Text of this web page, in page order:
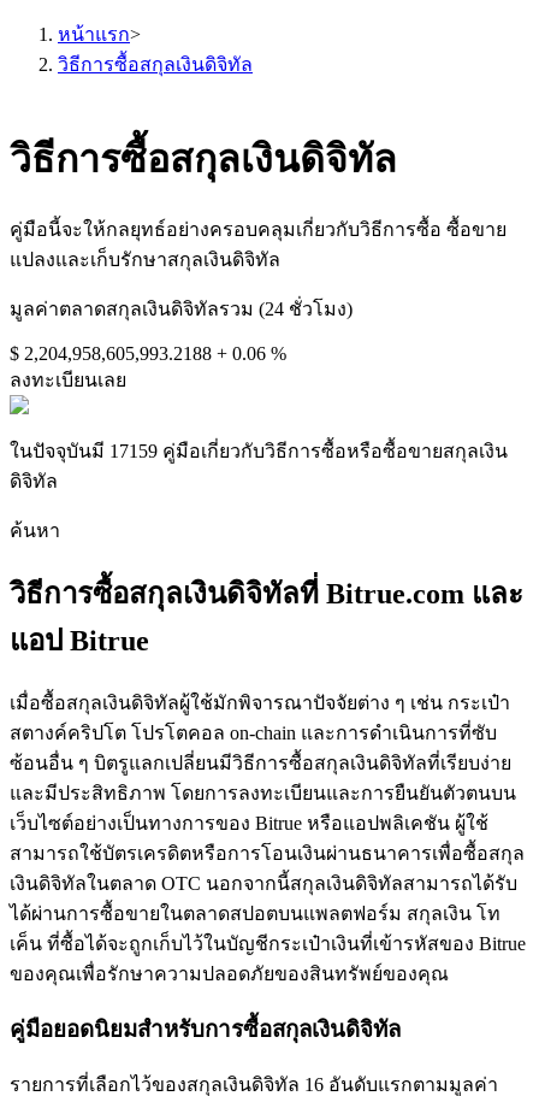
ฟิวเจอร์ส COIN-M
ฟิวเจอร์สสกุลเงินดิจิทัล
TradFi
อนุพันธ์ของหุ้น ฟอเร็กซ์ โลหะมีค่า และสินค้าโภคภัณฑ์
หน้าแรก>
วิธีการซื้อสกุลเงินดิจิทัล
วิธีการซื้อสกุลเงินดิจิทัล
คู่มือนี้จะให้กลยุทธ์อย่างครอบคลุมเกี่ยวกับวิธีการซื้อ ซื้อขาย
แปลงและเก็บรักษาสกุลเงินดิจิทัล
มูลค่าตลาดสกุลเงินดิจิทัลรวม (24 ชั่วโมง)
$ 2,204,958,605,993.2188 + 0.06 %
ลงทะเบียนเลย
ในปัจจุบันมี 17159 คู่มือเกี่ยวกับวิธีการซื้อหรือซื้อขายสกุลเงิน
ดิจิทัล
ค้นหา
วิธีการซื้อสกุลเงินดิจิทัลที่ Bitrue.com และ
แอป Bitrue
เมื่อซื้อสกุลเงินดิจิทัลผู้ใช้มักพิจารณาปัจจัยต่าง ๆ เช่น กระเป๋า
สตางค์คริปโต โปรโตคอล on-chain และการดำเนินการที่ซับ
ซ้อนอื่น ๆ บิตรูแลกเปลี่ยนมีวิธีการซื้อสกุลเงินดิจิทัลที่เรียบง่าย
และมีประสิทธิภาพ โดยการลงทะเบียนและการยืนยันตัวตนบน
เว็บไซต์อย่างเป็นทางการของ Bitrue หรือแอปพลิเคชัน ผู้ใช้
สามารถใช้บัตรเครดิตหรือการโอนเงินผ่านธนาคารเพื่อซื้อสกุล
เงินดิจิทัลในตลาด OTC นอกจากนี้สกุลเงินดิจิทัลสามารถได้รับ
ได้ผ่านการซื้อขายในตลาดสปอตบนแพลตฟอร์ม สกุลเงิน โท
เค็น ที่ซื้อได้จะถูกเก็บไว้ในบัญชีกระเป๋าเงินที่เข้ารหัสของ Bitrue
ของคุณเพื่อรักษาความปลอดภัยของสินทรัพย์ของคุณ
คู่มือยอดนิยมสำหรับการซื้อสกุลเงินดิจิทัล
รายการที่เลือกไว้ของสกุลเงินดิจิทัล 16 อันดับแรกตามมูลค่า